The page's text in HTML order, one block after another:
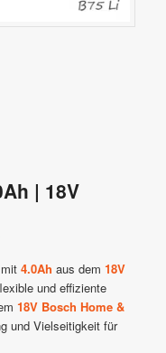
| 18V
mit 4.0Ah aus dem 18V
und effiziente
18V Bosch Home &
und Vielseitigkeit für